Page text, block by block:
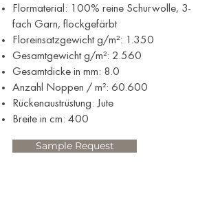
Flormaterial: 100% reine Schurwolle, 3-
fach Garn, flockgefärbt
Floreinsatzgewicht g/m²: 1.350
Gesamtgewicht g/m²: 2.560
Gesamtdicke in mm: 8.0
Anzahl Noppen / m²: 60.600
Rückenaustrüstung: Jute
Breite in cm: 400
Sample Request